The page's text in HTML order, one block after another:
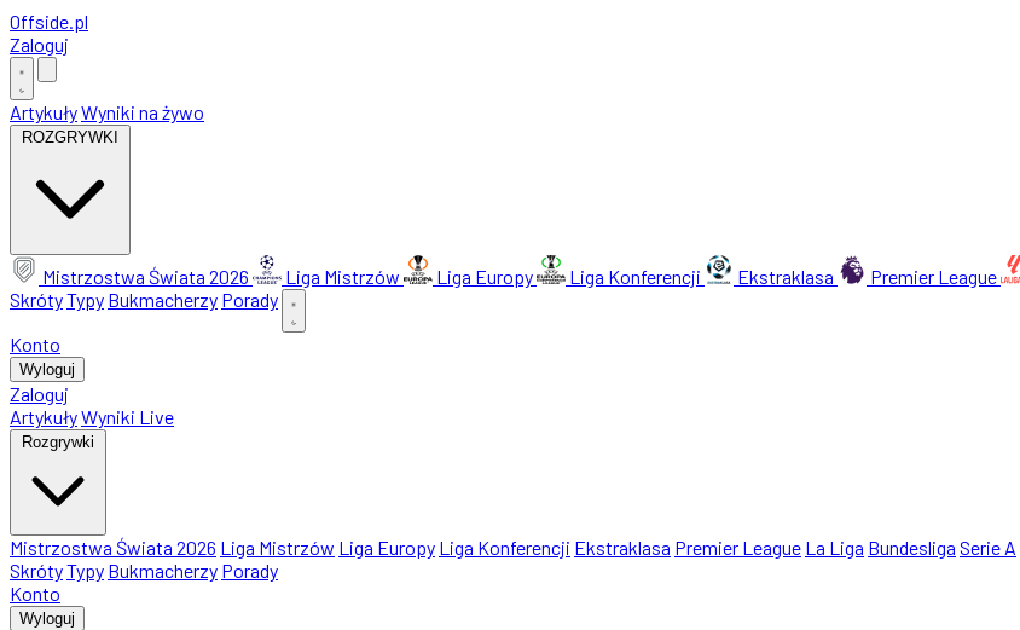
Offside.pl
Zaloguj
ArtykułyWyniki na żywo
ROZGRYWKI
Mistrzostwa Świata 2026 Liga Mistrzów Liga Europy Liga Konferencji Ekstraklasa Premier League
SkrótyTypy Bukmacherzy Porady
Konto
Wyloguj
Zaloguj
ArtykułyWyniki Live
Rozgrywki
Mistrzostwa Świata 2026 Liga Mistrzów Liga Europy Liga Konferencji Ekstraklasa Premier League La Liga Bundesliga Serie A
SkrótyTypy Bukmacherzy Porady
Konto
Wyloguj